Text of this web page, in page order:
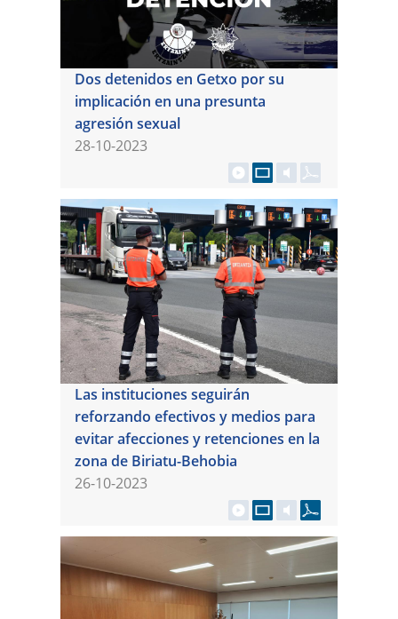
Dos detenidos en Getxo por su
implicación en una presunta
agresión sexual
28-10-2023
Las instituciones seguirán
reforzando efectivos y medios para
evitar afecciones y retenciones en la
zona de Biriatu-Behobia
26-10-2023